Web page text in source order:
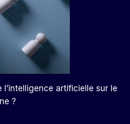
l’intelligence artificielle sur le
?